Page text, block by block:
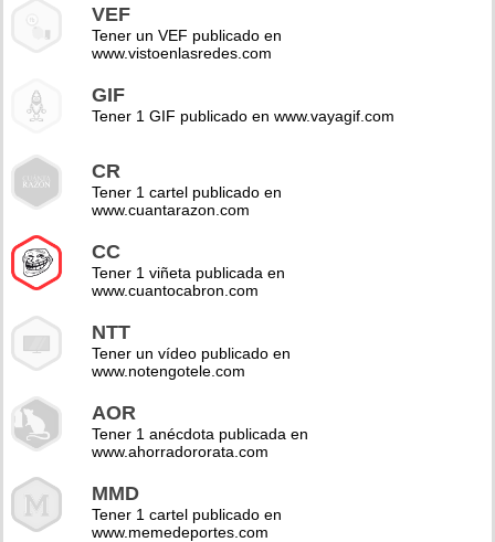
VEF
Tener un VEF publicado en
www.vistoenlasredes.com
GIF
Tener 1 GIF publicado en www.vayagif.com
CR
Tener 1 cartel publicado en
www.cuantarazon.com
CC
Tener 1 viñeta publicada en
www.cuantocabron.com
NTT
Tener un vídeo publicado en
www.notengotele.com
AOR
Tener 1 anécdota publicada en
www.ahorradororata.com
MMD
Tener 1 cartel publicado en
www.memedeportes.com